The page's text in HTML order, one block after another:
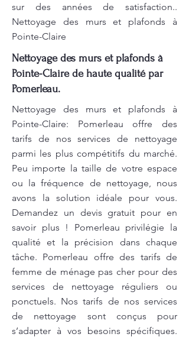
sur des années de satisfaction..
Nettoyage des murs et plafonds à
Pointe-Claire
Nettoyage des murs et plafonds à
Pointe-Claire de haute qualité par
Pomerleau.
Nettoyage des murs et plafonds à
Pointe-Claire: Pomerleau offre des
tarifs de nos services de nettoyage
parmi les plus compétitifs du marché.
Peu importe la taille de votre espace
ou la fréquence de nettoyage, nous
avons la solution idéale pour vous.
Demandez un devis gratuit pour en
savoir plus ! Pomerleau privilégie la
qualité et la précision dans chaque
tâche. Pomerleau offre des tarifs de
femme de ménage pas cher pour des
services de nettoyage réguliers ou
ponctuels. Nos tarifs de nos services
de nettoyage sont conçus pour
s’adapter à vos besoins spécifiques.